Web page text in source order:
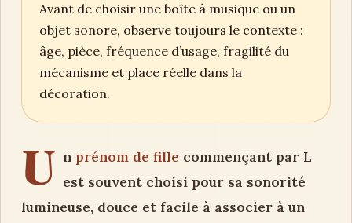
Avant de choisir une boîte à musique ou un
objet sonore, observe toujours le contexte :
âge, pièce, fréquence d’usage, fragilité du
mécanisme et place réelle dans la
décoration.
U n prénom de fille commençant par L
est souvent choisi pour sa sonorité
lumineuse, douce et facile à associer à un